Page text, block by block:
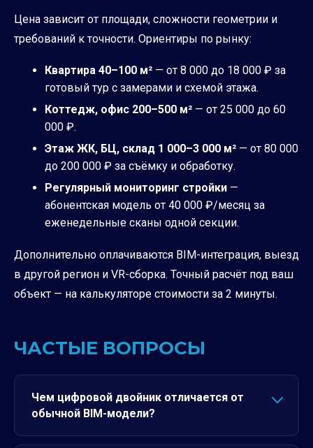
Цена зависит от площади, сложности геометрии и
требований к точности. Ориентиры по рынку:
Квартира 40–100 м² — от 8 000 до 18 000 ₽ за
готовый тур с замерами и схемой этажа.
Коттедж, офис 200–500 м² — от 25 000 до 60
000 ₽.
Этаж ЖК, БЦ, склад 1 000–3 000 м² — от 80 000
до 200 000 ₽ за съёмку и обработку.
Регулярный мониторинг стройки —
абонентская модель от 40 000 ₽/месяц за
еженедельные сканы одной секции.
Дополнительно оплачиваются BIM-интеграция, выезд
в другой регион и VR-сборка. Точный расчёт под ваш
объект — на калькуляторе стоимости за 2 минуты.
ЧАСТЫЕ ВОПРОСЫ
Чем цифровой двойник отличается от
обычной BIM-модели?